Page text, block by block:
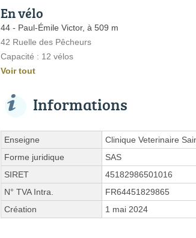
En vélo
44 - Paul-Émile Victor, à 509 m
42 Ruelle des Pêcheurs
Capacité : 12 vélos
Voir tout
Informations
Enseigne
Clinique Veterinaire
Forme juridique
SAS
SIRET
45182986501016
N° TVA Intra.
FR64451829865
Création
1 mai 2024